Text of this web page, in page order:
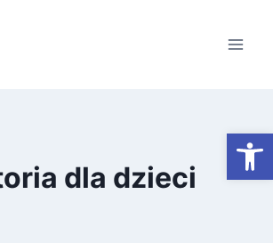
dla dzieci